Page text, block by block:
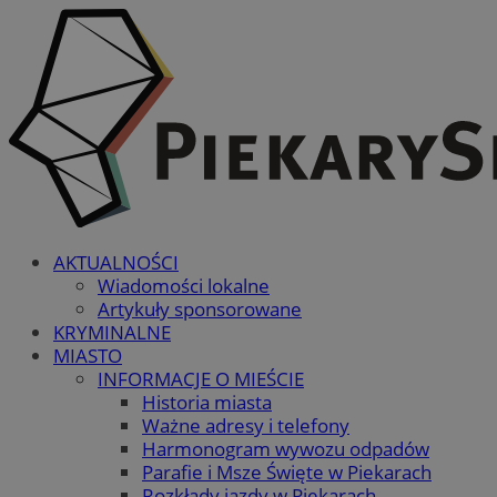
AKTUALNOŚCI
Wiadomości lokalne
Artykuły sponsorowane
KRYMINALNE
MIASTO
INFORMACJE O MIEŚCIE
Historia miasta
Ważne adresy i telefony
Harmonogram wywozu odpadów
Parafie i Msze Święte w Piekarach